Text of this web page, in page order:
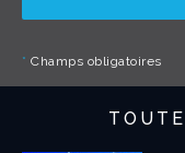
* Champs obligatoires